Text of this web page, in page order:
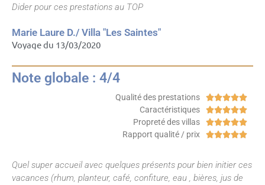
Dider pour ces prestations au TOP
Marie Laure D./ Villa "Les Saintes"
Voyage du 13/03/2020
Note globale : 4/4
Qualité des prestations 
Caractéristiques 
Propreté des villas 
Rapport qualité / prix 
Quel super accueil avec quelques présents pour bien initier ces
vacances (rhum, planteur, café, confiture, eau , bières, jus de